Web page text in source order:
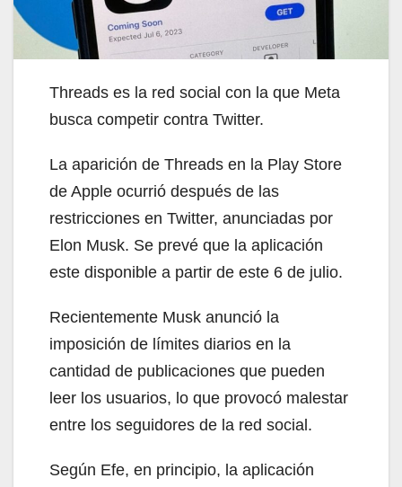
Threads es la red social con la que Meta
busca competir contra Twitter.
La aparición de Threads en la Play Store
de Apple ocurrió después de las
restricciones en Twitter, anunciadas por
Elon Musk. Se prevé que la aplicación
este disponible a partir de este 6 de julio.
Recientemente Musk anunció la
imposición de límites diarios en la
cantidad de publicaciones que pueden
leer los usuarios, lo que provocó malestar
entre los seguidores de la red social.
Según Efe, en principio, la aplicación